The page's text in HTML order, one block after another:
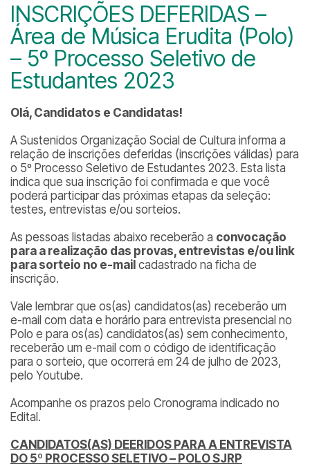
INSCRIÇÕES DEFERIDAS –
Área de Música Erudita (Polo)
– 5º Processo Seletivo de
Estudantes 2023
Olá, Candidatos e Candidatas!
A Sustenidos Organização Social de Cultura informa a
relação de inscrições deferidas (inscrições válidas) para
o 5º Processo Seletivo de Estudantes 2023. Esta lista
indica que sua inscrição foi confirmada e que você
poderá participar das próximas etapas da seleção:
testes, entrevistas e/ou sorteios.
As pessoas listadas abaixo receberão a convocação
para a realização das provas, entrevistas e/ou link
para sorteio no e-mail cadastrado na ficha de
inscrição.
Vale lembrar que os(as) candidatos(as) receberão um
e-mail com data e horário para entrevista presencial no
Polo e para os(as) candidatos(as) sem conhecimento,
receberão um e-mail com o código de identificação
para o sorteio, que ocorrerá em 24 de julho de 2023,
pelo Youtube.
Acompanhe os prazos pelo Cronograma indicado no
Edital.
CANDIDATOS(AS) DEERIDOS PARA A ENTREVISTA
DO 5º PROCESSO SELETIVO – POLO SJRP